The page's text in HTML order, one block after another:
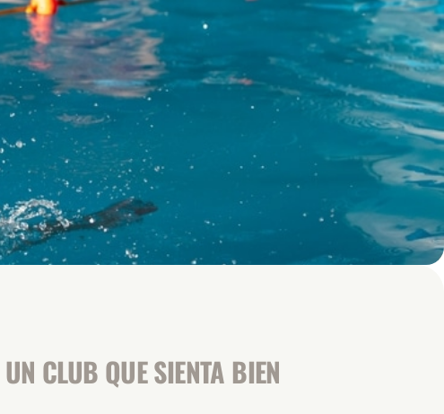
CLUB QUE SIENTA BIEN